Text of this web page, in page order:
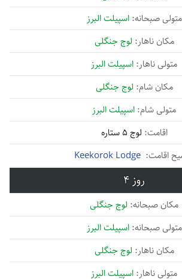
اسپیلت البرز
لوج جنگلی
اسپیلت البرز
لوج جنگلی
اسپیلت البرز
لوج 5 ستاره
Keekorok Lodge
4
لوج جنگلی
اسپیلت البرز
لوج جنگلی
اسپیلت البرز